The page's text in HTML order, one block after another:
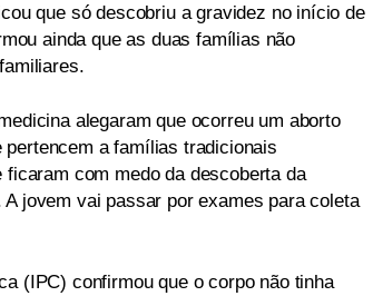
que só descobriu a gravidez no início de
ainda que as duas famílias não
alegaram que ocorreu um aborto
pertencem a famílias tradicionais
com medo da descoberta da
jovem vai passar por exames para coleta
(IPC) confirmou que o corpo não tinha